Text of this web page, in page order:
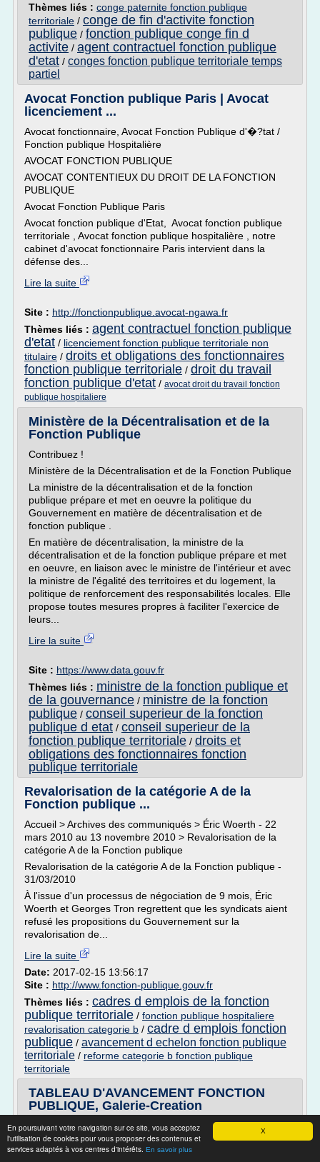
X
En poursuivant votre navigation sur ce site, vous acceptez
l'utilisation de cookies pour vous proposer des contenus et
services adaptés à vos centres d'intérêts. En savoir plus
Thèmes liés : conge paternite fonction publique
territoriale / conge de fin d'activite fonction
publique / fonction publique conge fin d
activite / agent contractuel fonction publique
d'etat / conges fonction publique territoriale temps
partiel
Avocat Fonction publique Paris | Avocat
licenciement ...
Avocat fonctionnaire, Avocat Fonction Publique d'�?tat /
Fonction publique Hospitalière
AVOCAT FONCTION PUBLIQUE
AVOCAT CONTENTIEUX DU DROIT DE LA FONCTION
PUBLIQUE
Avocat Fonction Publique Paris
Avocat fonction publique d'Etat, Avocat fonction publique
territoriale , Avocat fonction publique hospitalière , notre
cabinet d'avocat fonctionnaire Paris intervient dans la
défense des...
Lire la suite
Site : http://fonctionpublique.avocat-ngawa.fr
Thèmes liés : agent contractuel fonction publique
d'etat / licenciement fonction publique territoriale non
titulaire / droits et obligations des fonctionnaires
fonction publique territoriale / droit du travail
fonction publique d'etat / avocat droit du travail fonction
publique hospitaliere
Ministère de la Décentralisation et de la
Fonction Publique
Contribuez !
Ministère de la Décentralisation et de la Fonction Publique
La ministre de la décentralisation et de la fonction
publique prépare et met en oeuvre la politique du
Gouvernement en matière de décentralisation et de
fonction publique .
En matière de décentralisation, la ministre de la
décentralisation et de la fonction publique prépare et met
en oeuvre, en liaison avec le ministre de l'intérieur et avec
la ministre de l'égalité des territoires et du logement, la
politique de renforcement des responsabilités locales. Elle
propose toutes mesures propres à faciliter l'exercice de
leurs...
Lire la suite
Site : https://www.data.gouv.fr
Thèmes liés : ministre de la fonction publique et
de la gouvernance / ministre de la fonction
publique / conseil superieur de la fonction
publique d etat / conseil superieur de la
fonction publique territoriale / droits et
obligations des fonctionnaires fonction
publique territoriale
Revalorisation de la catégorie A de la
Fonction publique ...
Accueil > Archives des communiqués > Éric Woerth - 22
mars 2010 au 13 novembre 2010 > Revalorisation de la
catégorie A de la Fonction publique
Revalorisation de la catégorie A de la Fonction publique -
31/03/2010
À l'issue d'un processus de négociation de 9 mois, Éric
Woerth et Georges Tron regrettent que les syndicats aient
refusé les propositions du Gouvernement sur la
revalorisation de...
Lire la suite
Date: 2017-02-15 13:56:17
Site : http://www.fonction-publique.gouv.fr
Thèmes liés : cadres d emplois de la fonction
publique territoriale / fonction publique hospitaliere
revalorisation categorie b / cadre d emplois fonction
publique / avancement d echelon fonction publique
territoriale / reforme categorie b fonction publique
territoriale
TABLEAU D'AVANCEMENT FONCTION
PUBLIQUE, Galerie-Creation
Recherche de tableau d'avancement fonction publique
Liens commerciaux